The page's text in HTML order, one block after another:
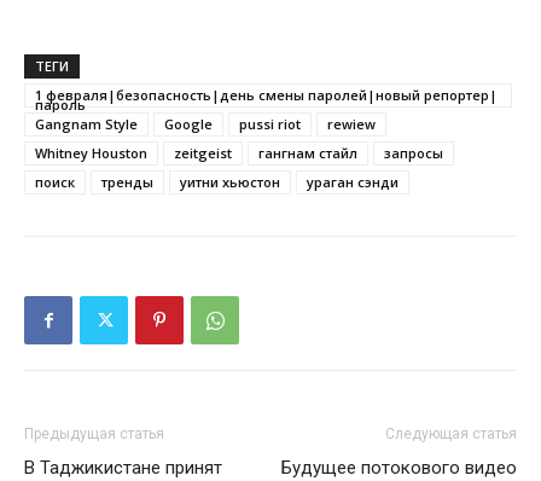
ТЕГИ
1 февраля|безопасность|день смены паролей|новый репортер|
пароль
Gangnam Style
Google pussi riot
rewiew
Whitney Houston
zeitgeist гангнам стайл
запросы
поиск
тренды уитни хьюстон ураган сэнди
Предыдущая статья
В Таджикистане принят
Следующая статья
Будущее потокового видео